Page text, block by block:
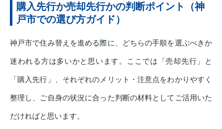
購入先行か売却先行かの判断ポイント（神
戸市での選び方ガイド）
神戸市で住み替えを進める際に、どちらの手順を選ぶべきか
迷われる方は多いかと思います。ここでは「売却先行」と
「購入先行」、それぞれのメリット・注意点をわかりやすく
整理し、ご自身の状況に合った判断の材料としてご活用いた
だければと思います。